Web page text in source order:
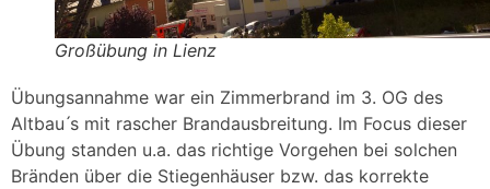
Großübung in Lienz
Übungsannahme war ein Zimmerbrand im 3. OG des
Altbau ́s mit rascher Brandausbreitung. Im Focus dieser
Übung standen u.a. das richtige Vorgehen bei solchen
Bränden über die Stiegenhäuser bzw. das korrekte